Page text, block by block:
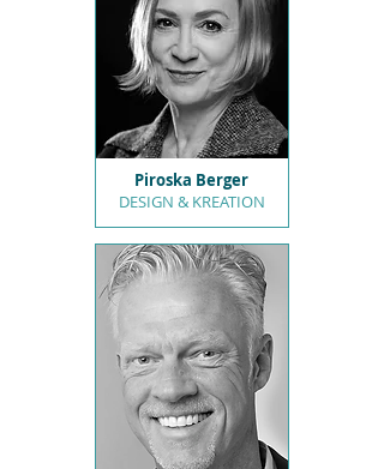
Piroska Berger
DESIGN & KREATION